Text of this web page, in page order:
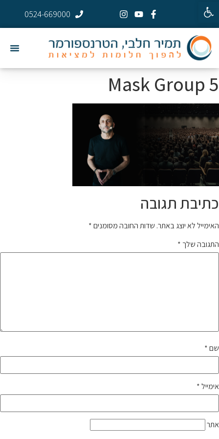
פתח סרגל נגישות
0524-669000
Mask Group 5
כתיבת תגובה
האימייל לא יוצג באתר. שדות החובה מסומנים*
התגובה שלך *
שם*
אימייל*
אתר